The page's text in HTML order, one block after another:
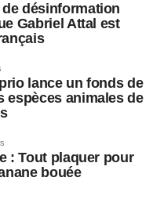
désinformation
Gabriel Attal est
lance un fonds de
espèces animales de
: Tout plaquer pour
bouée